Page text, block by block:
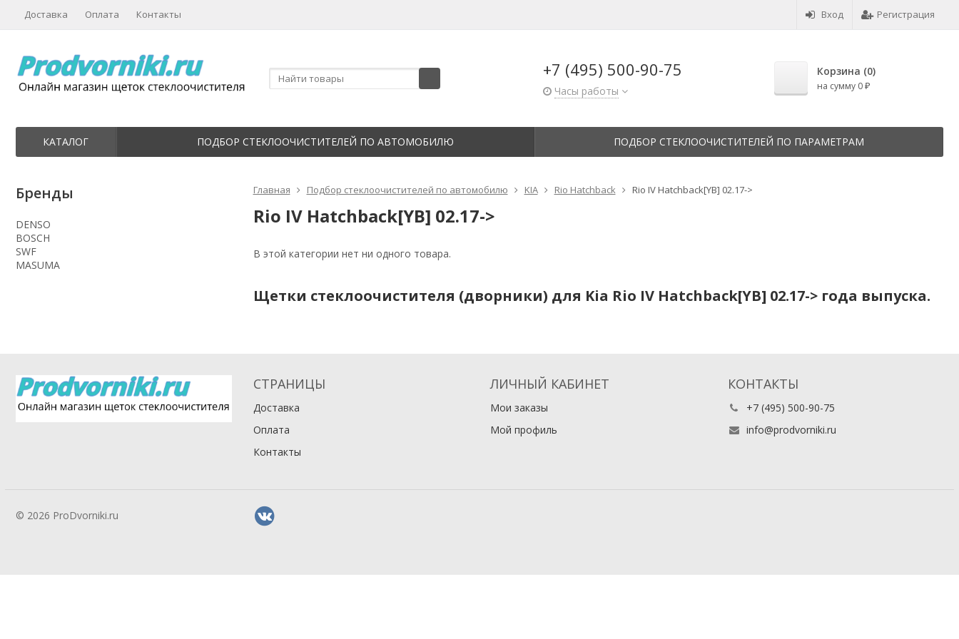
Вход Регистрация
Доставка Оплата Контакты
+7 (495) 500-90-75
Часы работы
Корзина (0)
на сумму 0 ₽
КАТАЛОГ ПОДБОР СТЕКЛООЧИСТИТЕЛЕЙ ПО АВТОМОБИЛЮ ПОДБОР СТЕКЛООЧИСТИТЕЛЕЙ ПО ПАРАМЕТРАМ
Главная Подбор стеклоочистителей по автомобилю KIA Rio Hatchback Rio IV Hatchback[YB] 02.17->
Rio IV Hatchback[YB] 02.17->
В этой категории нет ни одного товара.
Щетки стеклоочистителя (дворники) для Kia Rio IV Hatchback[YB] 02.17-> года выпуска.
Бренды
DENSO
BOSCH
SWF
MASUMA
СТРАНИЦЫ
Доставка
Оплата
Контакты
ЛИЧНЫЙ КАБИНЕТ
Мои заказы
Мой профиль
КОНТАКТЫ
+7 (495) 500-90-75
info@prodvorniki.ru
© 2026 ProDvorniki.ru